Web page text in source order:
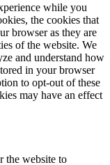
while you
the cookies that
browser as they are
of the website. We
and understand how
in your browser
to opt-out of these
may have an effect
the website to